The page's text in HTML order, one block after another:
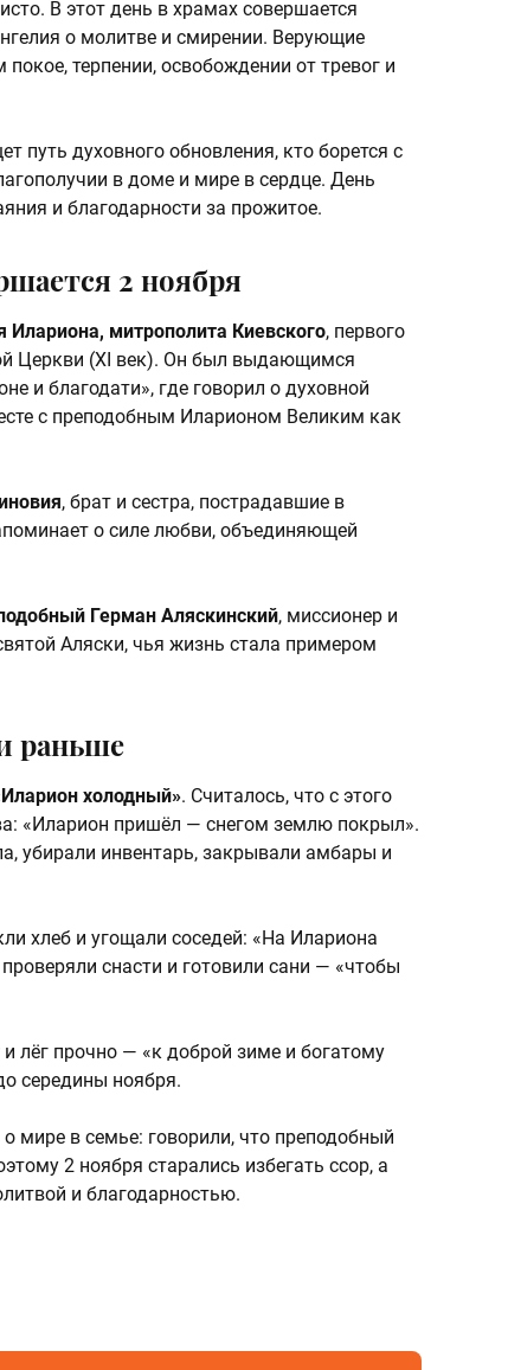
В этот день в храмах совершается
о молитве и смирении. Верующие
терпении, освобождении от тревог и
путь духовного обновления, кто борется с
в доме и мире в сердце. День
и благодарности за прожитое.
2 ноября
Илариона, митрополита Киевского, первого
Церкви (XI век). Он был выдающимся
и благодати», где говорил о духовной
с преподобным Иларионом Великим как
, брат и сестра, пострадавшие в
о силе любви, объединяющей
Герман Аляскинский, миссионер и
Аляски, чья жизнь стала примером
раньше
холодный». Считалось, что с этого
«Иларион пришёл — снегом землю покрыл».
убирали инвентарь, закрывали амбары и
хлеб и угощали соседей: «На Илариона
снасти и готовили сани — «чтобы
лёг прочно — «к доброй зиме и богатому
середины ноября.
мире в семье: говорили, что преподобный
2 ноября старались избегать ссор, а
и благодарностью.